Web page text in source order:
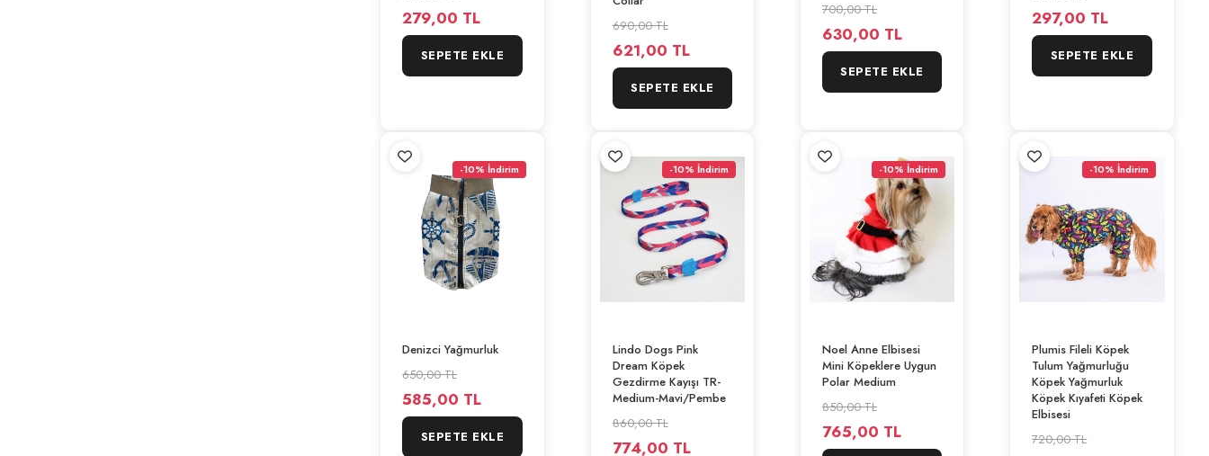
279,00 TL
SEPETE EKLE
690,00 TL
621,00 TL
SEPETE EKLE
700,00 TL
630,00 TL
SEPETE EKLE
297,00 TL
SEPETE EKLE
-10% İndirim
Denizci Yağmurluk
650,00 TL
585,00 TL
SEPETE EKLE
-10% İndirim
Lindo Dogs Pink
Dream Köpek
Gezdirme Kayışı TR-
Medium-Mavi/Pembe
860,00 TL
774,00 TL
-10% İndirim
Noel Anne Elbisesi
Mini Köpeklere Uygun
Polar Medium
850,00 TL
765,00 TL
-10% İndirim
Plumis Fileli Köpek
Tulum Yağmurluğu
Köpek Yağmurluk
Köpek Kıyafeti Köpek
Elbisesi
720,00 TL